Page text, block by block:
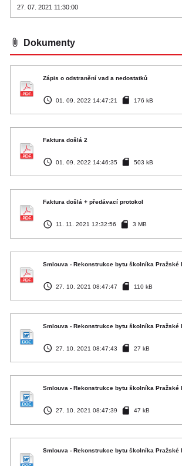
27. 07. 2021 11:30:00
attach_file Dokumenty
Zápis o odstranění vad a nedostatků
access_time 01. 09. 2022 14:47:21 sd_card 176 kB
Faktura došlá 2
access_time 01. 09. 2022 14:46:35 sd_card 503 kB
Faktura došlá + předávací protokol
access_time 11. 11. 2021 12:32:56 sd_card 3 MB
Smlouva - Rekonstrukce bytu školníka Pražské
access_time 27. 10. 2021 08:47:47 sd_card 110 kB
Smlouva - Rekonstrukce bytu školníka Pražské
access_time 27. 10. 2021 08:47:43 sd_card 27 kB
Smlouva - Rekonstrukce bytu školníka Pražské
access_time 27. 10. 2021 08:47:39 sd_card 47 kB
Smlouva - Rekonstrukce bytu školníka Pražské